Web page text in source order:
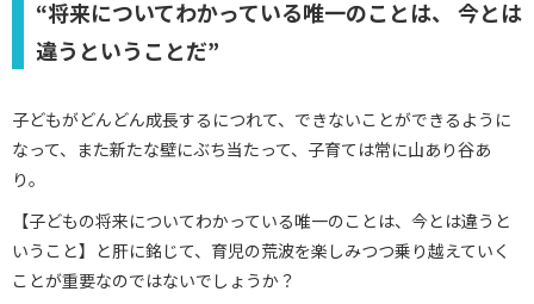
“将来についてわかっている唯一のことは、 今とは
違うということだ”
子どもがどんどん成長するにつれて、できないことができるように
なって、また新たな壁にぶち当たって、子育ては常に山あり谷あ
り。
【子どもの将来についてわかっている唯一のことは、今とは違うと
いうこと】と肝に銘じて、育児の荒波を楽しみつつ乗り越えていく
ことが重要なのではないでしょうか？